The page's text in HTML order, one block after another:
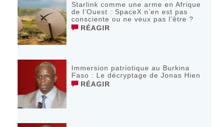
Starlink comme une arme en Afrique
de l’Ouest : SpaceX n’en est pas
consciente ou ne veux pas l’être ?
RÉAGIR
Immersion patriotique au Burkina
Faso : Le décryptage de Jonas Hien
RÉAGIR